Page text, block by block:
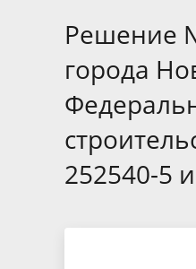
Отчет о работе
Комиссия по
муниципальной
Решение
города
252540-5